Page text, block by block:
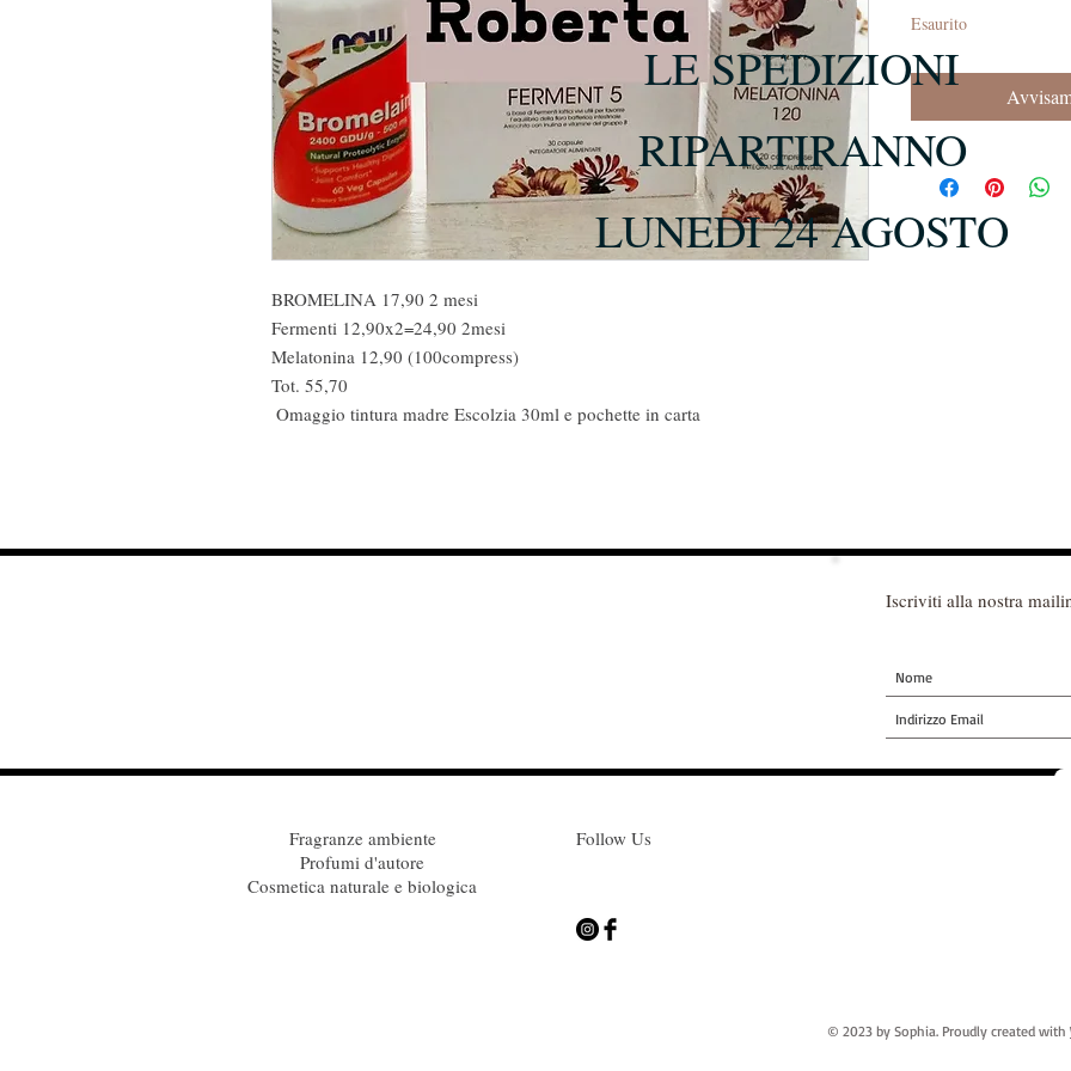
BROMELINA 17,90 2 mesi
Fermenti 12,90x2=24,90 2mesi
Melatonina 12,90 (100compress)
Tot. 55,70
Omaggio tintura madre Escolzia 30ml e pochette in carta
Esaurito
LE SPEDIZIONI
RIPARTIRANNO
LUNEDI 24 AGOSTO
Fragranze ambiente
Profumi d'autore
Cosmetica naturale e biologica
Follow Us
Iscriviti alla nostra
© 2023 by Sophia. Proudly created with